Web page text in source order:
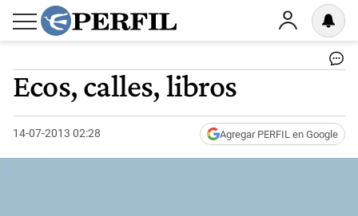
Ecos, calles, libros
14-07-2013 02:28 Agregar PERFIL en Google